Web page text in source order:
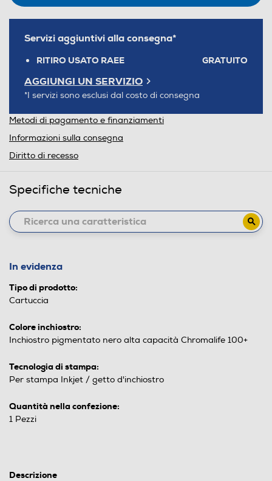
Servizi aggiuntivi alla consegna*
RITIRO USATO RAEE GRATUITO
AGGIUNGI UN SERVIZIO
*I servizi sono esclusi dal costo di consegna
Metodi di pagamento e finanziamenti
Informazioni sulla consegna
Diritto di recesso
Specifiche tecniche
In evidenza
Tipo di prodotto:
Cartuccia
Colore inchiostro:
Inchiostro pigmentato nero alta capacità Chromalife 100+
Tecnologia di stampa:
Per stampa Inkjet / getto d'inchiostro
Quantità nella confezione:
1 Pezzi
Descrizione